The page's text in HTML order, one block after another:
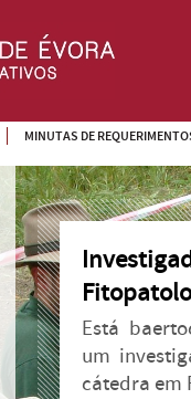
MINUTAS DE
Está
um
cátedra em